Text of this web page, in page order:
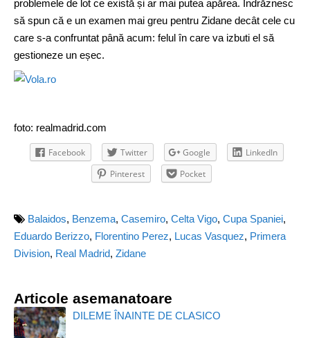
problemele de lot ce există și ar mai putea apărea. Îndrăznesc
să spun că e un examen mai greu pentru Zidane decât cele cu
care s-a confruntat până acum: felul în care va izbuti el să
gestioneze un eșec.
foto: realmadrid.com
Facebook Twitter Google
LinkedIn
Pinterest
Pocket
Balaidos, Benzema, Casemiro, Celta Vigo, Cupa Spaniei,
Eduardo Berizzo, Florentino Perez, Lucas Vasquez, Primera
Division, Real Madrid, Zidane
Articole asemanatoare
DILEME ÎNAINTE DE CLASICO